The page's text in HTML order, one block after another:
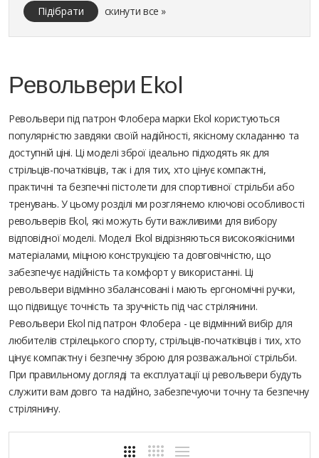
Підібрати скинути все »
Револьвери Ekol
Револьвери під патрон Флобера марки Ekol користуються
популярністю завдяки своїй надійності, якісному складанню та
доступній ціні. Ці моделі зброї ідеально підходять як для
стрільців-початківців, так і для тих, хто цінує компактні,
практичні та безпечні пістолети для спортивної стрільби або
тренувань. У цьому розділі ми розглянемо ключові особливості
револьверів Ekol, які можуть бути важливими для вибору
відповідної моделі. Моделі Ekol відрізняються високоякісними
матеріалами, міцною конструкцією та довговічністю, що
забезпечує надійність та комфорт у використанні. Ці
револьвери відмінно збалансовані і мають ергономічні ручки,
що підвищує точність та зручність під час стрілянини.
Револьвери Ekol під патрон Флобера - це відмінний вибір для
любителів стрілецького спорту, стрільців-початківців і тих, хто
цінує компактну і безпечну зброю для розважальної стрільби.
При правильному догляді та експлуатації ці револьвери будуть
служити вам довго та надійно, забезпечуючи точну та безпечну
стрілянину.